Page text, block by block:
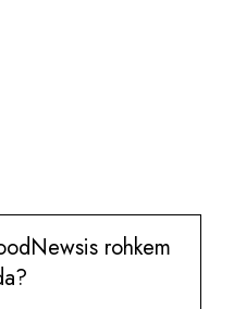
rohkem